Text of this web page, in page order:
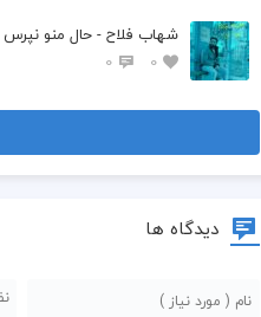
شهاب فلاح - حال منو نپرس
0
0
دیدگاه ها